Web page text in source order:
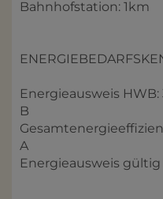
Bahnhofstation: 1km
Energieausweis HWB:
B
A
Energieausweis gültig